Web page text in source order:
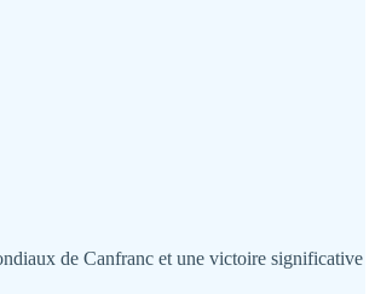
de Canfranc et une victoire significative